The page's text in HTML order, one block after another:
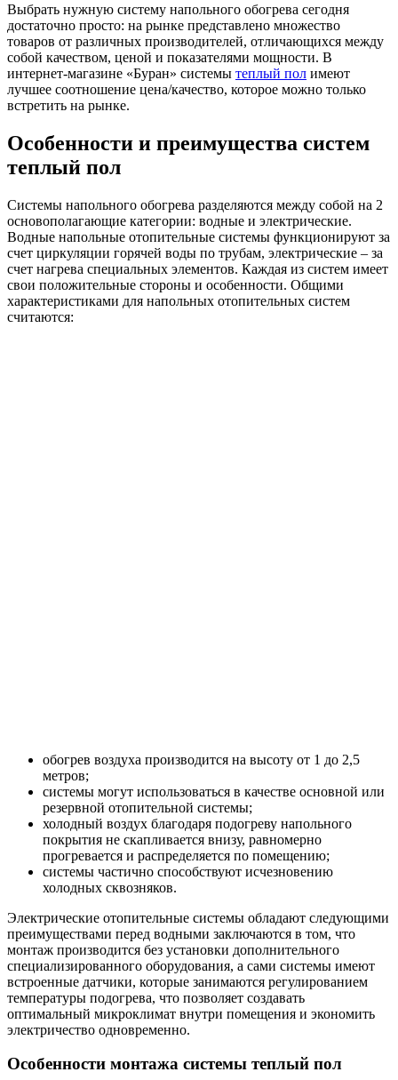
Выбрать нужную систему напольного обогрева сегодня
достаточно просто: на рынке представлено множество
товаров от различных производителей, отличающихся между
собой качеством, ценой и показателями мощности. В
интернет-магазине «Буран» системы теплый пол имеют
лучшее соотношение цена/качество, которое можно только
встретить на рынке.
Особенности и преимущества систем
теплый пол
Системы напольного обогрева разделяются между собой на 2
основополагающие категории: водные и электрические.
Водные напольные отопительные системы функционируют за
счет циркуляции горячей воды по трубам, электрические – за
счет нагрева специальных элементов. Каждая из систем имеет
свои положительные стороны и особенности. Общими
характеристиками для напольных отопительных систем
считаются:
обогрев воздуха производится на высоту от 1 до 2,5
метров;
системы могут использоваться в качестве основной или
резервной отопительной системы;
холодный воздух благодаря подогреву напольного
покрытия не скапливается внизу, равномерно
прогревается и распределяется по помещению;
системы частично способствуют исчезновению
холодных сквозняков.
Электрические отопительные системы обладают следующими
преимуществами перед водными заключаются в том, что
монтаж производится без установки дополнительного
специализированного оборудования, а сами системы имеют
встроенные датчики, которые занимаются регулированием
температуры подогрева, что позволяет создавать
оптимальный микроклимат внутри помещения и экономить
электричество одновременно.
Особенности монтажа системы теплый пол